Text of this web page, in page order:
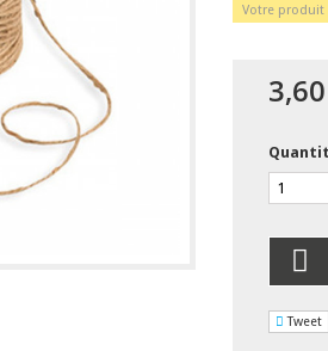
Votre produit
Tweet